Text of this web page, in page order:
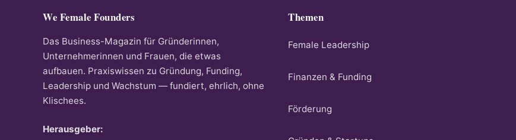
We Female Founders
Das Business-Magazin für Gründerinnen,
Unternehmerinnen und Frauen, die etwas
aufbauen. Praxiswissen zu Gründung, Funding,
Leadership und Wachstum — fundiert, ehrlich, ohne
Klischees.
Herausgeber:
Themen
Female Leadership
Finanzen & Funding
Förderung